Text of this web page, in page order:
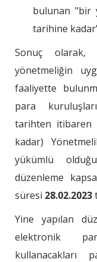
bulunan "bir
tarihine
Sonuç olarak,
yönetmeliğin
faaliyette
para
tarihten itibaren
kadar)
yükümlü
düzenleme
süresi 28.02.2023
Yine yapılan
elektronik
kullanacakları